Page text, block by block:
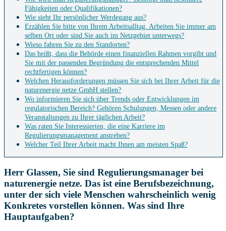
Fähigkeiten oder Qualifikationen?
Wie sieht Ihr persönlicher Werdegang aus?
Erzählen Sie bitte von Ihrem Arbeitsalltag. Arbeiten Sie immer am
selben Ort oder sind Sie auch im Netzgebiet unterwegs?
Wieso fahren Sie zu den Standorten?
Das heißt, dass die Behörde einen finanziellen Rahmen vorgibt und
Sie mit der passenden Begründung die entsprechenden Mittel
rechtfertigen können?
Welchen Herausforderungen müssen Sie sich bei Ihrer Arbeit für die
naturenergie netze GmbH stellen?
Wo informieren Sie sich über Trends oder Entwicklungen im
regulatorischen Bereich? Gehören Schulungen, Messen oder andere
Veranstaltungen zu Ihrer täglichen Arbeit?
Was raten Sie Interessierten, die eine Karriere im
Regulierungsmanagement anstreben?
Welcher Teil Ihrer Arbeit macht Ihnen am meisten Spaß?
Herr Glassen, Sie sind Regulierungsmanager bei
naturenergie netze. Das ist eine Berufsbezeichnung,
unter der sich viele Menschen wahrscheinlich wenig
Konkretes vorstellen können. Was sind Ihre
Hauptaufgaben?